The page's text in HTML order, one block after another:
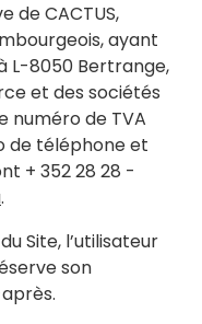
de CACTUS,
ayant
L-8050 Bertrange,
et des sociétés
numéro de TVA
de téléphone et
+ 352 28 28 -
.
Site, l’utilisateur
son